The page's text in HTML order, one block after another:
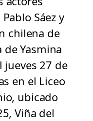
Sáez y
chilena de
Yasmina
jueves 27 de
en el Liceo
ubicado
Viña del